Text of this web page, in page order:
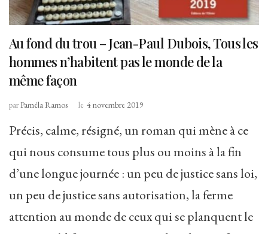
Au fond du trou – Jean-Paul Dubois, Tous les
hommes n’habitent pas le monde de la
même façon
parPaméla Ramos le 4 novembre 2019
Précis, calme, résigné, un roman qui mène à ce
qui nous consume tous plus ou moins à la fin
d’une longue journée : un peu de justice sans loi,
un peu de justice sans autorisation, la ferme
attention au monde de ceux qui se planquent le